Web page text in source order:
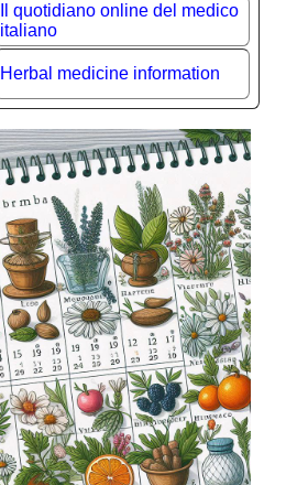
Il quotidiano online del medico
italiano
Herbal medicine information